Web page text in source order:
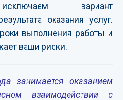
вариант
оказания услуг.
выполнения работы и
ваши риски.
занимается оказанием
взаимодействии с